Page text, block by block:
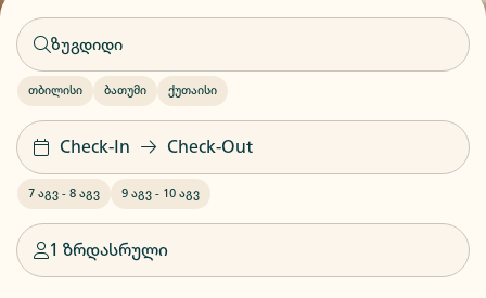
თბილისი ბათუმი ქუთაისი
Check-In Check-Out
7 აგვ - 8 აგვ 9 აგვ - 10 აგვ
1 ზრდასრული